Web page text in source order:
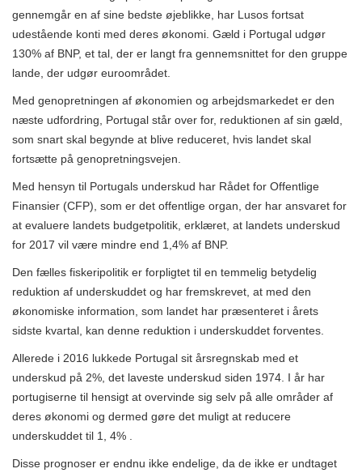
gennemgår en af ​​sine bedste øjeblikke, har Lusos fortsat
udestående konti med deres økonomi. Gæld i Portugal udgør
130% af BNP, et tal, der er langt fra gennemsnittet for den gruppe
lande, der udgør euroområdet.
Med genopretningen af ​​økonomien og arbejdsmarkedet er den
næste udfordring, Portugal står over for, reduktionen af ​​sin gæld,
som snart skal begynde at blive reduceret, hvis landet skal
fortsætte på genopretningsvejen.
Med hensyn til Portugals underskud har Rådet for Offentlige
Finansier (CFP), som er det offentlige organ, der har ansvaret for
at evaluere landets budgetpolitik, erklæret, at landets underskud
for 2017 vil være mindre end 1,4% af BNP.
Den fælles fiskeripolitik er forpligtet til en temmelig betydelig
reduktion af underskuddet og har fremskrevet, at med den
økonomiske information, som landet har præsenteret i årets
sidste kvartal, kan denne reduktion i underskuddet forventes.
Allerede i 2016 lukkede Portugal sit årsregnskab med et
underskud på 2%, det laveste underskud siden 1974. I år har
portugiserne til hensigt at overvinde sig selv på alle områder af
deres økonomi og dermed gøre det muligt at reducere
underskuddet til 1, 4% .
Disse prognoser er endnu ikke endelige, da de ikke er undtaget